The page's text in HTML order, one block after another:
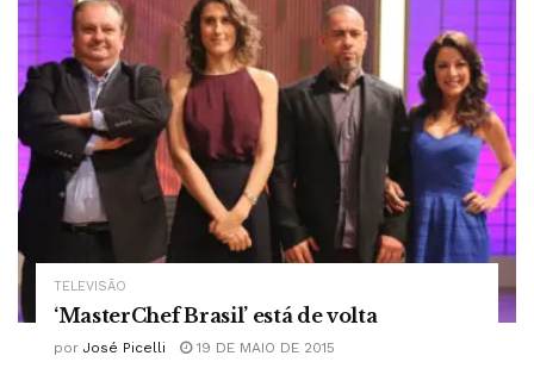
TELEVISÃO
‘MasterChef Brasil’ está de volta
por José Picelli 19 DE MAIO DE 2015